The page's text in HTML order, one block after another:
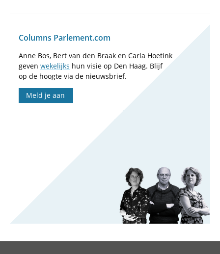
Columns Parlement.com
Anne Bos, Bert van den Braak en Carla Hoetink
geven wekelijks hun visie op Den Haag. Blijf
op de hoogte via de nieuwsbrief.
Meld je aan